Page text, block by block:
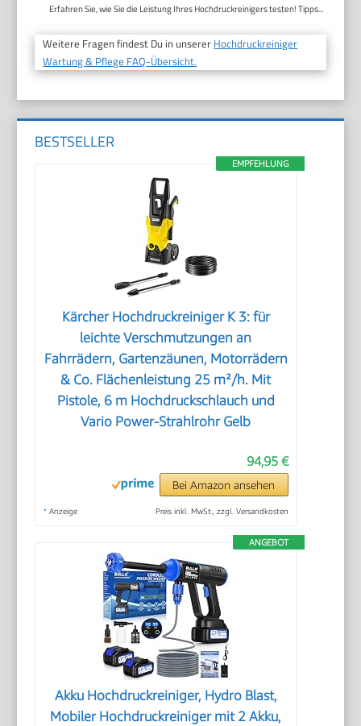
Erfahren Sie, wie Sie die Leistung Ihres Hochdruckreinigers testen! Tipps...
Weitere Fragen findest Du in unserer Hochdruckreiniger
Wartung & Pflege FAQ-Übersicht.
BESTSELLER
EMPFEHLUNG
Kärcher Hochdruckreiniger K 3: für
leichte Verschmutzungen an
Fahrrädern, Gartenzäunen, Motorrädern
& Co. Flächenleistung 25 m²/h. Mit
Pistole, 6 m Hochdruckschlauch und
Vario Power-Strahlrohr Gelb
94,95 €
Bei Amazon ansehen
* Anzeige Preis inkl. MwSt., zzgl. Versandkosten
ANGEBOT
Akku Hochdruckreiniger, Hydro Blast,
Mobiler Hochdruckreiniger mit 2 Akku,